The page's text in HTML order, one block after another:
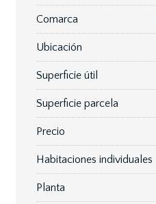
Comarca
Ubicación
Superficie útil
Superficie parcela
Precio
Habitaciones individuales
Planta